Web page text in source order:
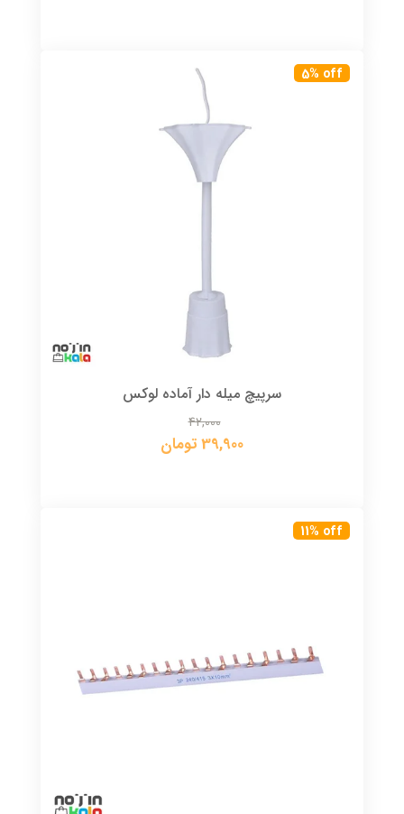
5% off
سرپیچ میله دار آماده لوکس
42,000
39,900 تومان
11% off